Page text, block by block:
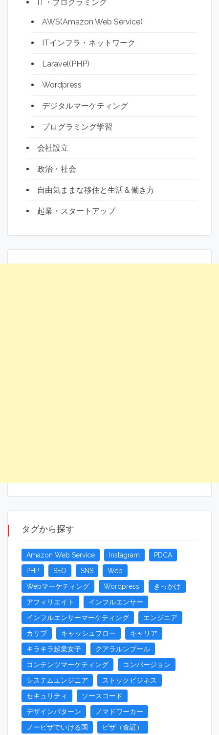
IT・プログラミング
AWS(Amazon Web Service)
ITインフラ・ネットワーク
Laravel(PHP)
Wordpress
デジタルマーケティング
プログラミング学習
会社設立
政治・社会
自由気ままな移住と生活＆働き方
起業・スタートアップ
タグから探す
Amazon Web Service Instagram
PDCA
PHP
SEO SNS
Web
Webマーケティング
Wordpress
きっかけ
アフィリエイト
インフルエンサー
インフルエンサーマーケティング
エンジニア
カリブ
キャッシュフロー
キャリア
キラキラ起業女子
クアラルンプール
コンテンツマーケティング
コンバージョン
システムエンジニア
ストックビジネス
セキュリティ
ソースコード
デザインパターン
ノマドワーカー
ノービザでいける国
ビザ（査証）